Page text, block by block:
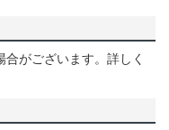
がございます。詳しく